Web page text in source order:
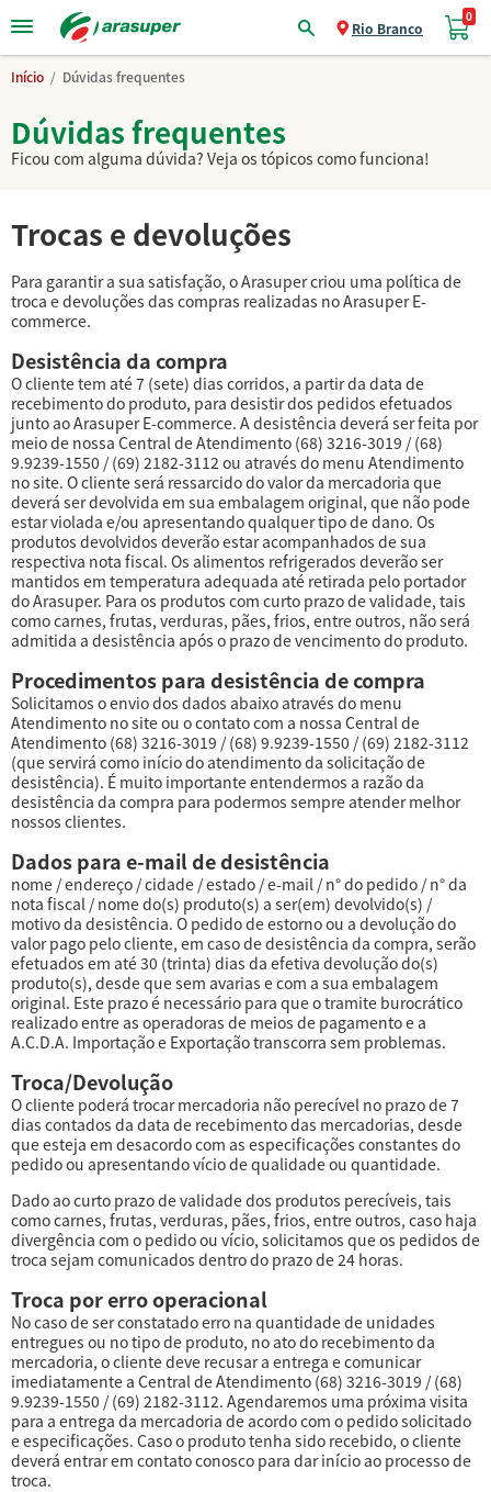
Rio Branco
0
Início / Dúvidas frequentes
Dúvidas frequentes
Ficou com alguma dúvida? Veja os tópicos como funciona!
Trocas e devoluções
Trocas e devoluções
Para garantir a sua satisfação, o Arasuper criou uma política de
troca e devoluções das compras realizadas no Arasuper E-
commerce.
Desistência da compra
O cliente tem até 7 (sete) dias corridos, a partir da data de
recebimento do produto, para desistir dos pedidos efetuados
junto ao Arasuper E-commerce. A desistência deverá ser feita por
meio de nossa Central de Atendimento (68) 3216-3019 / (68)
9.9239-1550 / (69) 2182-3112 ou através do menu Atendimento
no site. O cliente será ressarcido do valor da mercadoria que
deverá ser devolvida em sua embalagem original, que não pode
estar violada e/ou apresentando qualquer tipo de dano. Os
produtos devolvidos deverão estar acompanhados de sua
respectiva nota fiscal. Os alimentos refrigerados deverão ser
mantidos em temperatura adequada até retirada pelo portador
do Arasuper. Para os produtos com curto prazo de validade, tais
como carnes, frutas, verduras, pães, frios, entre outros, não será
admitida a desistência após o prazo de vencimento do produto.
Procedimentos para desistência de compra
Solicitamos o envio dos dados abaixo através do menu
Atendimento no site ou o contato com a nossa Central de
Atendimento (68) 3216-3019 / (68) 9.9239-1550 / (69) 2182-3112
(que servirá como início do atendimento da solicitação de
desistência). É muito importante entendermos a razão da
desistência da compra para podermos sempre atender melhor
nossos clientes.
Dados para e-mail de desistência
nome / endereço / cidade / estado / e-mail / n° do pedido / n° da
nota fiscal / nome do(s) produto(s) a ser(em) devolvido(s) /
motivo da desistência. O pedido de estorno ou a devolução do
valor pago pelo cliente, em caso de desistência da compra, serão
efetuados em até 30 (trinta) dias da efetiva devolução do(s)
produto(s), desde que sem avarias e com a sua embalagem
original. Este prazo é necessário para que o tramite burocrático
realizado entre as operadoras de meios de pagamento e a
A.C.D.A. Importação e Exportação transcorra sem problemas.
Troca/Devolução
O cliente poderá trocar mercadoria não perecível no prazo de 7
dias contados da data de recebimento das mercadorias, desde
que esteja em desacordo com as especificações constantes do
pedido ou apresentando vício de qualidade ou quantidade.
Dado ao curto prazo de validade dos produtos perecíveis, tais
como carnes, frutas, verduras, pães, frios, entre outros, caso haja
divergência com o pedido ou vício, solicitamos que os pedidos de
troca sejam comunicados dentro do prazo de 24 horas.
Troca por erro operacional
No caso de ser constatado erro na quantidade de unidades
entregues ou no tipo de produto, no ato do recebimento da
mercadoria, o cliente deve recusar a entrega e comunicar
imediatamente a Central de Atendimento (68) 3216-3019 / (68)
9.9239-1550 / (69) 2182-3112. Agendaremos uma próxima visita
para a entrega da mercadoria de acordo com o pedido solicitado
e especificações. Caso o produto tenha sido recebido, o cliente
deverá entrar em contato conosco para dar início ao processo de
troca.